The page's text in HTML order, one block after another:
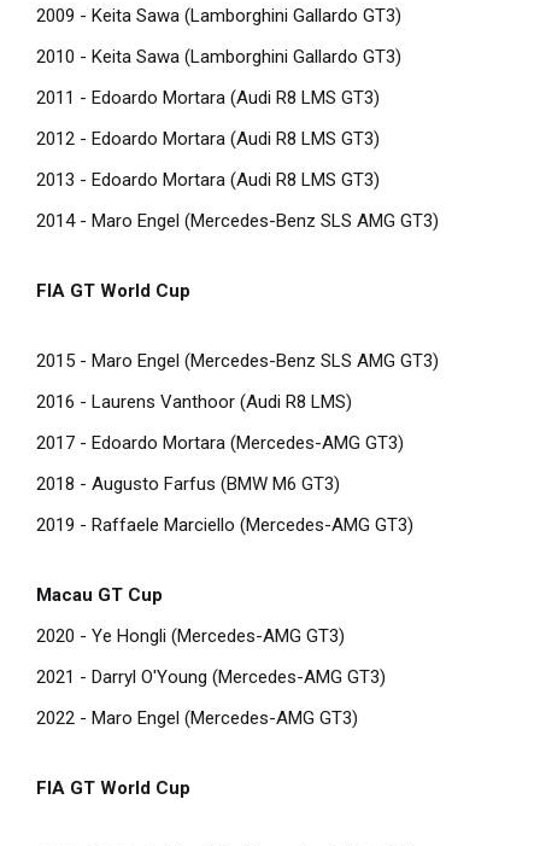
2009 - Keita Sawa (Lamborghini Gallardo GT3)
2010 - Keita Sawa (Lamborghini Gallardo GT3)
2011 - Edoardo Mortara (Audi R8 LMS GT3)
2012 - Edoardo Mortara (Audi R8 LMS GT3)
2013 - Edoardo Mortara (Audi R8 LMS GT3)
2014 - Maro Engel (Mercedes-Benz SLS AMG GT3)
FIA GT World Cup
2015 - Maro Engel (Mercedes-Benz SLS AMG GT3)
2016 - Laurens Vanthoor (Audi R8 LMS)
2017 - Edoardo Mortara (Mercedes-AMG GT3)
2018 - Augusto Farfus (BMW M6 GT3)
2019 - Raffaele Marciello (Mercedes-AMG GT3)
Macau GT Cup
2020 - Ye Hongli (Mercedes-AMG GT3)
2021 - Darryl O'Young (Mercedes-AMG GT3)
2022 - Maro Engel (Mercedes-AMG GT3)
FIA GT World Cup